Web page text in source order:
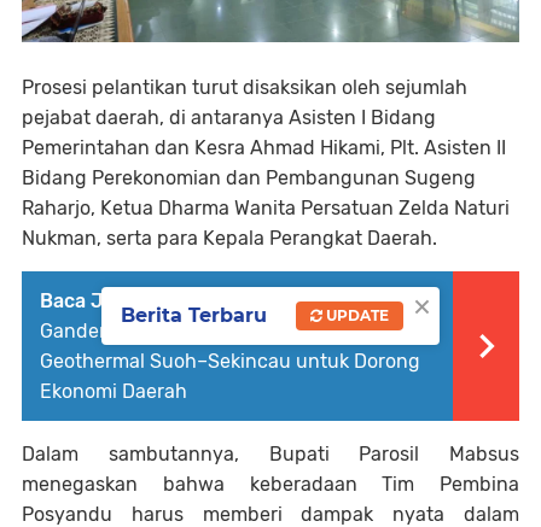
Prosesi pelantikan turut disaksikan oleh sejumlah
pejabat daerah, di antaranya Asisten I Bidang
Pemerintahan dan Kesra Ahmad Hikami, Plt. Asisten II
Bidang Perekonomian dan Pembangunan Sugeng
Raharjo, Ketua Dharma Wanita Persatuan Zelda Naturi
Nukman, serta para Kepala Perangkat Daerah.
Baca Juga :
Pemkab Lampung Barat
Gandeng PT Star Energy, Eksplorasi
Geothermal Suoh–Sekincau untuk Dorong
Ekonomi Daerah
Dalam sambutannya, Bupati Parosil Mabsus
menegaskan bahwa keberadaan Tim Pembina
Posyandu harus memberi dampak nyata dalam
×
Berita Terbaru UPDATE